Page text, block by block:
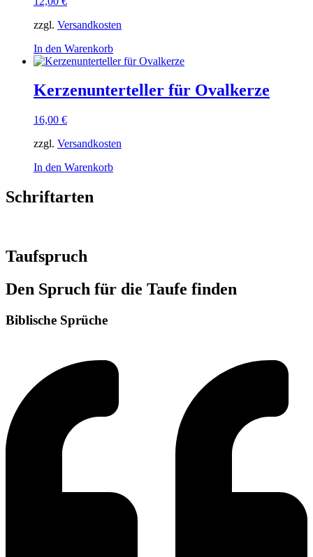
zzgl. Versandkosten
In den Warenkorb
Kerzenunterteller für Ovalkerze
16,00 €
zzgl. Versandkosten
In den Warenkorb
Schriftarten
Taufspruch
Den Spruch für die Taufe finden
Biblische Sprüche